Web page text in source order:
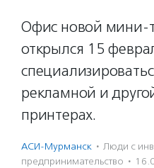
Офис новой мини-
открылся 15
рекламной и
принтерах.
АСИ-Мурманск · Люди с
предпри­нима­тель­ство ·